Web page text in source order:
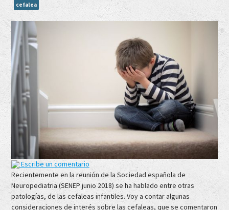
cefalea
Escribe un comentario
Recientemente en la reunión de la Sociedad española de
Neuropediatria (SENEP junio 2018) se ha hablado entre otras
patologías, de las cefaleas infantiles. Voy a contar algunas
consideraciones de interés sobre las cefaleas, que se comentaron